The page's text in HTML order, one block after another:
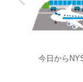
今日から